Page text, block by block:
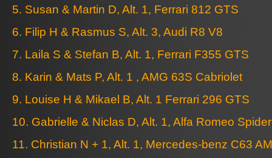
5. Susan & Martin D, Alt. 1, Ferrari 812 GTS
6. Filip H & Rasmus S, Alt. 3, Audi R8 V8
7. Laila S & Stefan B, Alt. 1, Ferrari F355 GTS
8. Karin & Mats P, Alt. 1 , AMG 63S Cabriolet
9. Louise H & Mikael B, Alt. 1 Ferrari 296 GTS
10. Gabrielle & Niclas D, Alt. 1, Alfa Romeo
11. Christian N + 1, Alt. 1, Mercedes-benz C63